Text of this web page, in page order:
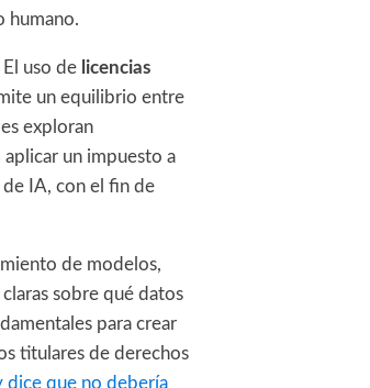
humano.
uso de licencias
un equilibrio entre
exploran
un impuesto a
IA, con el fin de
de modelos,
sobre qué datos
para crear
titulares de derechos
dice que no debería